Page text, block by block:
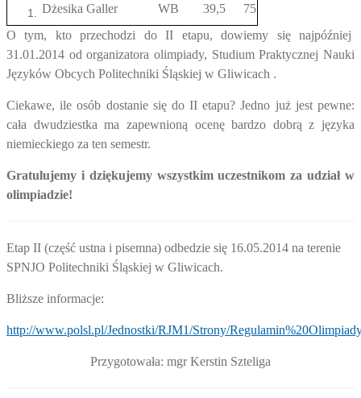
Dżesika Galler
WB 39,5
75
O tym, kto przechodzi do II etapu, dowiemy się najpóźniej
31.01.2014 od organizatora olimpiady, Studium Praktycznej Nauki
Języków Obcych Politechniki Śląskiej w Gliwicach .
Ciekawe, ile osób dostanie się do II etapu? Jedno już jest pewne:
cała dwudziestka ma zapewnioną ocenę bardzo dobrą z języka
niemieckiego za ten semestr.
Gratulujemy i dziękujemy wszystkim uczestnikom za udział w
olimpiadzie!
Etap II (część ustna i pisemna) odbedzie się 16.05.2014 na terenie
SPNJO Politechniki Śląskiej w Gliwicach.
Bliższe informacje:
http://www.polsl.pl/Jednostki/RJM1/Strony/
Przygotowała: mgr Kerstin Szteliga